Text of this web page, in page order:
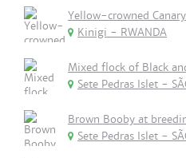
Yellow-crowned Canary
Kinigi - RWANDA
Mixed flock of Black
Sete Pedras Islet -
Brown Booby at
Sete Pedras Islet -